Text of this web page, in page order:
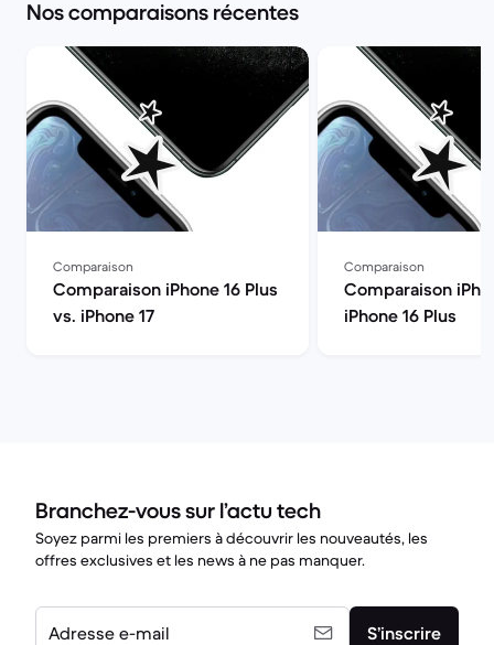
Nos comparaisons récentes
Comparaison
Comparaison iPhone 16 Plus
vs. iPhone 17
Comparaison
Comparaison
iPhone 16 Plus
Branchez-vous sur l’actu tech
Soyez parmi les premiers à découvrir les nouveautés, les
offres exclusives et les news à ne pas manquer.
Adresse e-mail S’inscrire